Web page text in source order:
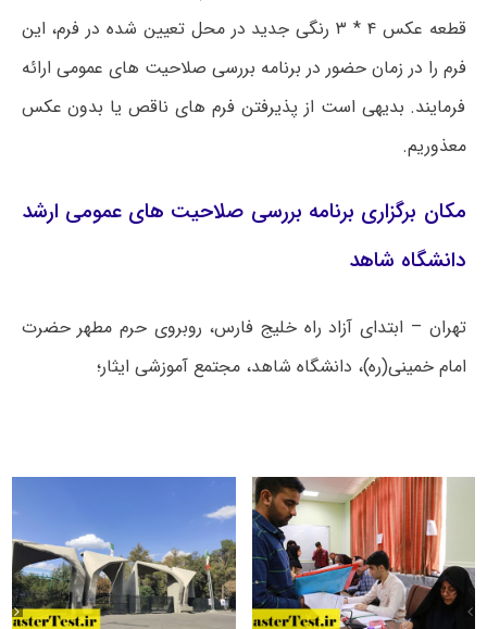
قطعه عکس ۴ * ۳ رنگی جدید در محل تعیین شده در فرم، این
فرم را در زمان حضور در برنامه بررسی صلاحیت­ های عمومی ارائه
فرمایند. بدیهی است از پذیرفتن فرم های ناقص یا بدون عکس
معذوریم.
​مکان برگزاری برنامه بررسی صلاحیت های عمومی ارشد
دانشگاه شاهد
تهران – ابتدای آزاد راه خلیج فارس، روبروی حرم مطهر حضرت
امام خمینی(ره)، دانشگاه شاهد، مجتمع آموزشی ایثار؛